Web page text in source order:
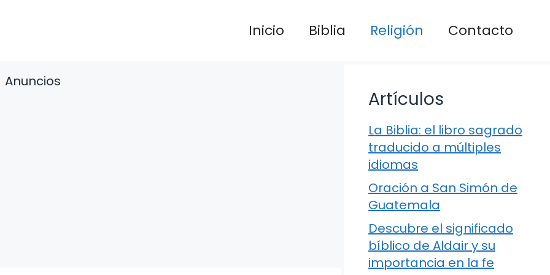
Inicio Biblia Religión Contacto
Anuncios
Artículos
La Biblia: el libro sagrado
traducido a múltiples
idiomas
Oración a San Simón de
Guatemala
Descubre el significado
bíblico de Aldair y su
importancia en la fe